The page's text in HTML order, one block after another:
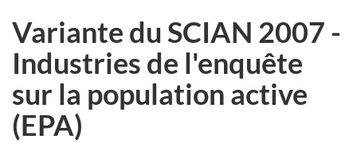
Variante du SCIAN 2007 -
Industries de l'enquête
sur la population active
(EPA)